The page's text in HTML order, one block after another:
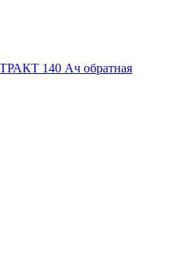
140 Ач обратная